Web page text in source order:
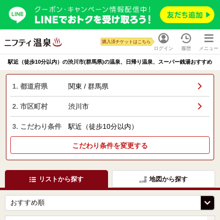
ログイン
購入済チケットはこちら
履歴 メニュー
駅近（徒歩10分以内）の渋川市(群馬県)の温泉、日帰り温泉、スーパー銭湯おすすめ
1. 都道府県 関東 / 群馬県
2. 市区町村 渋川市
3. こだわり条件 駅近（徒歩10分以内）
こだわり条件を変更する
リストから探す 地図から探す